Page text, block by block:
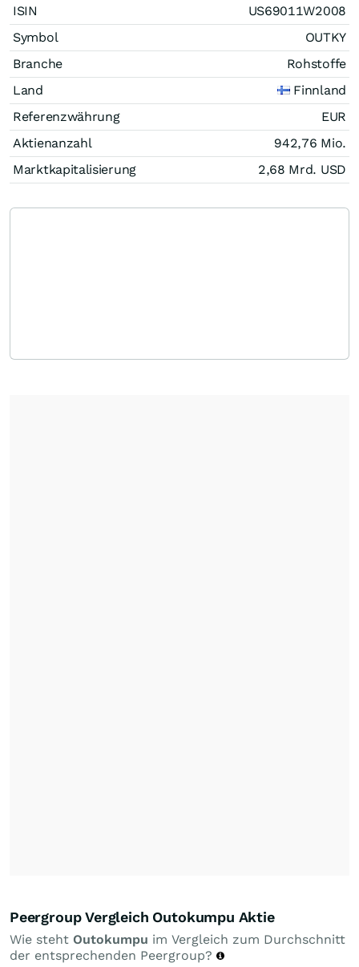
ISIN
US69011W2008
Symbol
OUTKY
Branche
Rohstoffe
Land
Finnland
Referenzwährung
EUR
Aktienanzahl
942,76 Mio.
Marktkapitalisierung
2,68 Mrd. USD
Peergroup Vergleich Outokumpu Aktie
Wie steht Outokumpu im Vergleich zum Durchschnitt
der entsprechenden Peergroup?